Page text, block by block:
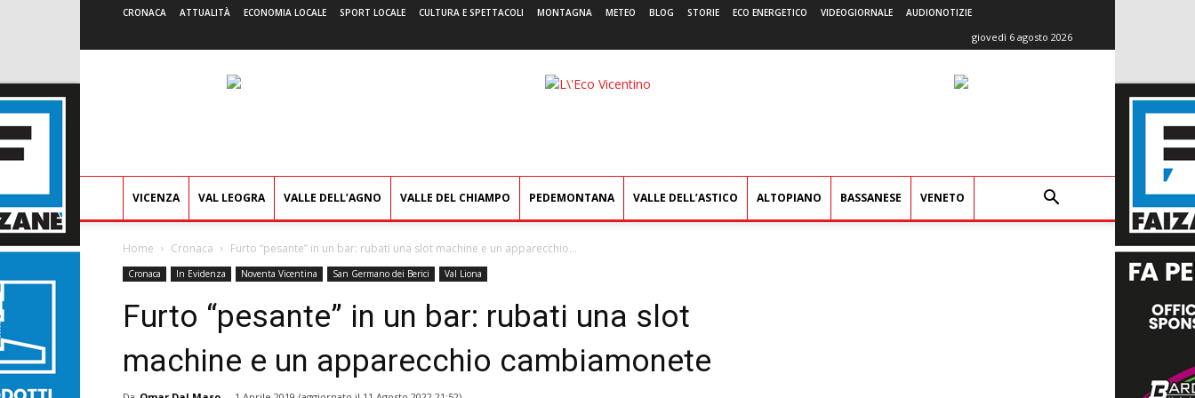
CRONACA ATTUALITÀ ECONOMIA LOCALE SPORT LOCALE CULTURA E SPETTACOLI MONTAGNA METEO BLOG STORIE ECO ENERGETICO VIDEOGIORNALE AUDIONOTIZIE
giovedì 6 agosto 2026
L'Eco
VICENZA VAL LEOGRA VALLE DELL’AGNO VALLE DEL CHIAMPO PEDEMONTANA VALLE DELL’ASTICO ALTOPIANO BASSANESE VENETO
Home Cronaca Furto “pesante” in un bar: rubati una slot machine e un apparecchio...
Cronaca In Evidenza Noventa Vicentina San Germano dei Berici Val Liona
Furto “pesante” in un bar: rubati una slot
machine e un apparecchio cambiamonete